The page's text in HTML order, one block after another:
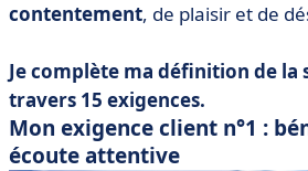
contentement, de plaisir et de
Je complète ma définition de la
travers 15 exigences.
Mon exigence client n°1 :
écoute attentive